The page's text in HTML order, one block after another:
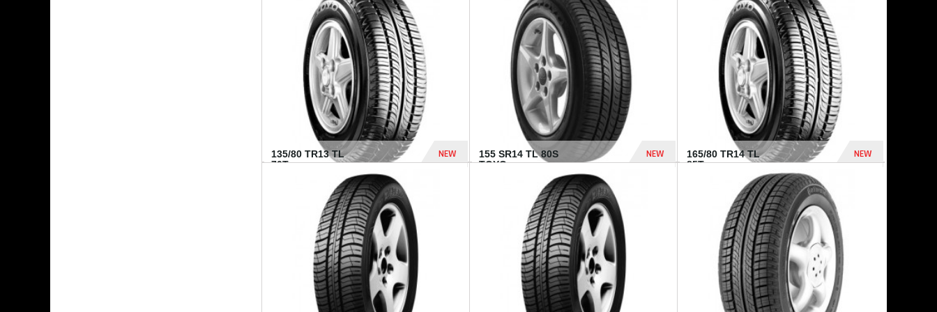
1 771 Dhs
135/80 TR13 TL
70T...
NEW
155 SR14 TL 80S
TOYO...
NEW
165/80 TR14 TL
85T...
NEW
458 Dhs